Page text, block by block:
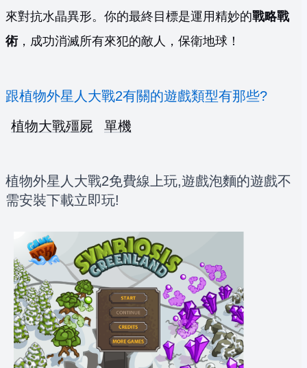
來對抗水晶異形。你的最終目標是運用精妙的戰略戰
術，成功消滅所有來犯的敵人，保衛地球！
跟植物外星人大戰2有關的遊戲類型有那些?
植物大戰殭屍
單機
植物外星人大戰2免費線上玩,遊戲泡麵的遊戲不
需安裝下載立即玩!